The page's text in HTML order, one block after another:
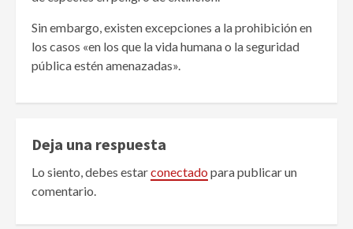
Sin embargo, existen excepciones a la prohibición en
los casos «en los que la vida humana o la seguridad
pública estén amenazadas».
Deja una respuesta
Lo siento, debes estarconectado para publicar un
comentario.